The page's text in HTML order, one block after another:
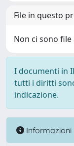
File in questo
Non ci sono
I documenti in
tutti i diritti
indicazione.
Informazioni